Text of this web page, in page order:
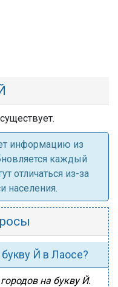
информацию из
каждый
отличаться из-за
населения.
букву Й в Лаосе?
на букву Й.